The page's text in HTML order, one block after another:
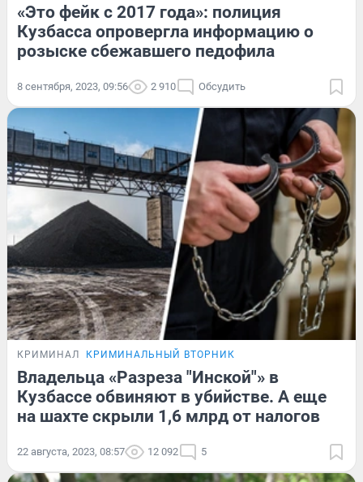
«Это фейк с 2017 года»: полиция
Кузбасса опровергла информацию о
розыске сбежавшего педофила
8 сентября, 2023, 09:56 2 910 Обсудить
КРИМИНАЛ КРИМИНАЛЬНЫЙ ВТОРНИК
Владельца «Разреза "Инской"» в
Кузбассе обвиняют в убийстве. А еще
на шахте скрыли 1,6 млрд от налогов
22 августа, 2023, 08:57 12 092 5